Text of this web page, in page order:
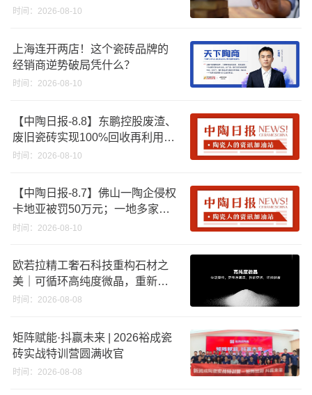
板……
时间：2026-08-10
上海连开两店！这个瓷砖品牌的
经销商逆势破局凭什么？
时间：2026-08-10
【中陶日报-8.8】东鹏控股废渣、
废旧瓷砖实现100%回收再利用；
江西一陶企资产将以2670.88万起
合格
时间：2026-08-10
【中陶日报-8.7】佛山一陶企侵权
卡地亚被罚50万元；一地多家陶
企将涨价；福建持续推进“煤改气”
时间：2026-08-10
欧若拉精工奢石科技重构石材之
美｜可循环高纯度微晶，重新定
义高端奢石原料
时间：2026-08-08
矩阵赋能·抖赢未来 | 2026裕成瓷
砖实战特训营圆满收官
时间：2026-08-08